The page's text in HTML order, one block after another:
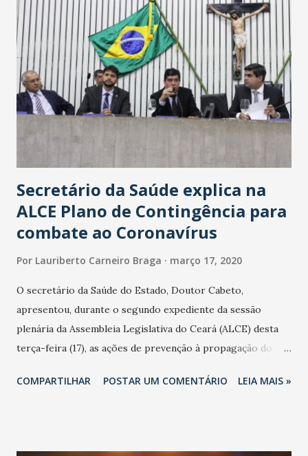
Secretário da Saúde explica na
ALCE Plano de Contingência para
combate ao Coronavírus
Por Lauriberto Carneiro Braga março 17, 2020
O secretário da Saúde do Estado, Doutor Cabeto,
apresentou, durante o segundo expediente da sessão
plenária da Assembleia Legislativa do Ceará (ALCE) desta
terça-feira (17), as ações de prevenção à propagação do
adotadas pelo Governo do Estado na contenção da
COMPARTILHAR POSTAR UM COMENTÁRIO LEIA MAIS »